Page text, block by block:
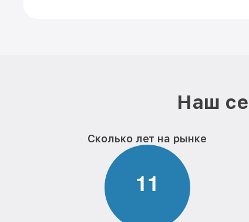
Наш
Сколько лет на рынке
11